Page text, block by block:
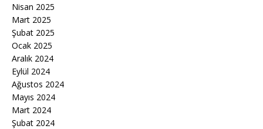
Nisan 2025
Mart 2025
Şubat 2025
Ocak 2025
Aralık 2024
Eylül 2024
Ağustos 2024
Mayıs 2024
Mart 2024
Şubat 2024